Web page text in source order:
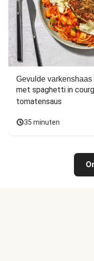
Gevulde varkenshaas
met spaghetti in
tomatensaus
35 minuten